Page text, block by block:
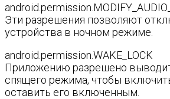
Эти разрешения позволяют
устройства в ночном режиме.
android.permission.WAKE_LOCK
Приложению разрешено
спящего режима, чтобы
оставить его включенным.